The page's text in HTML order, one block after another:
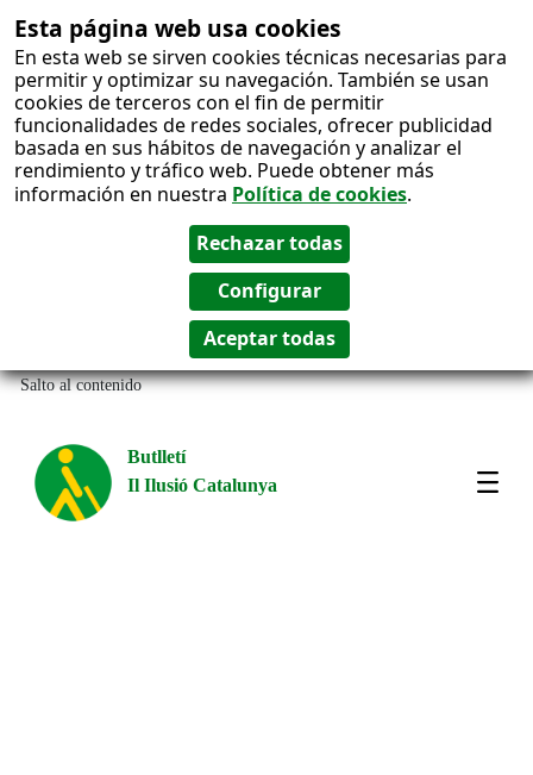
Esta página web usa cookies
En esta web se sirven cookies técnicas necesarias para
permitir y optimizar su navegación. También se usan
cookies de terceros con el fin de permitir
funcionalidades de redes sociales, ofrecer publicidad
basada en sus hábitos de navegación y analizar el
rendimiento y tráfico web. Puede obtener más
información en nuestra Política de cookies.
Salto al contenido
Butlletí
Il Ilusió Catalunya